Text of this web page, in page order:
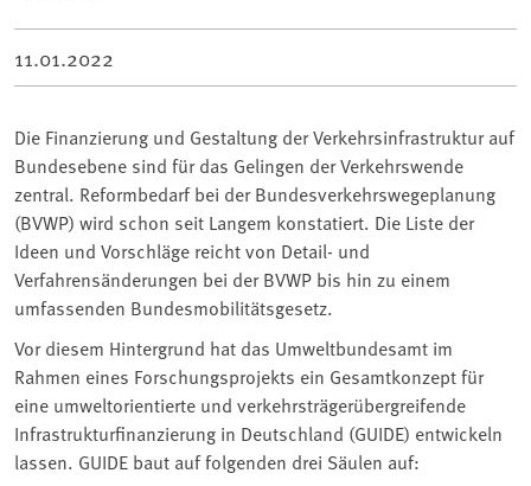
11.01.2022
Die Finanzierung und Gestaltung der Verkehrsinfrastruktur auf
Bundesebene sind für das Gelingen der Verkehrswende
zentral. Reformbedarf bei der Bundesverkehrswegeplanung
(BVWP) wird schon seit Langem konstatiert. Die Liste der
Ideen und Vorschläge reicht von Detail- und
Verfahrensänderungen bei der BVWP bis hin zu einem
umfassenden Bundesmobilitätsgesetz.
Vor diesem Hintergrund hat das Umweltbundesamt im
Rahmen eines Forschungsprojekts ein Gesamtkonzept für
eine umweltorientierte und verkehrsträgerübergreifende
Infrastrukturfinanzierung in Deutschland (GUIDE) entwickeln
lassen. GUIDE baut auf folgenden drei Säulen auf: